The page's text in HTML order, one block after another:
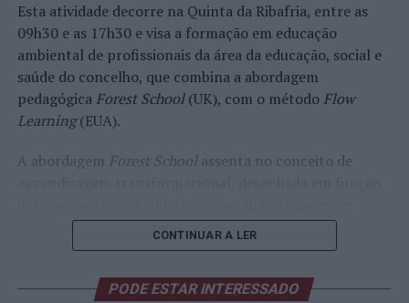
Esta atividade decorre na Quinta da Ribafria, entre as
09h30 e as 17h30 e visa a formação em educação
ambiental de profissionais da área da educação, social e
saúde do concelho, que combina a abordagem
pedagógica Forest School(UK), com o método Flow
Learning(EUA).
A abordagem Forest Schoolassenta no conceito de
específicos de cada individuo, sendo ao mesmo tempo
divertida e desafiante. Assente no brincar, explorar,
base fundamental e permitem aos formandos
CONTINUAR A LER
PODE ESTAR INTERESSADO